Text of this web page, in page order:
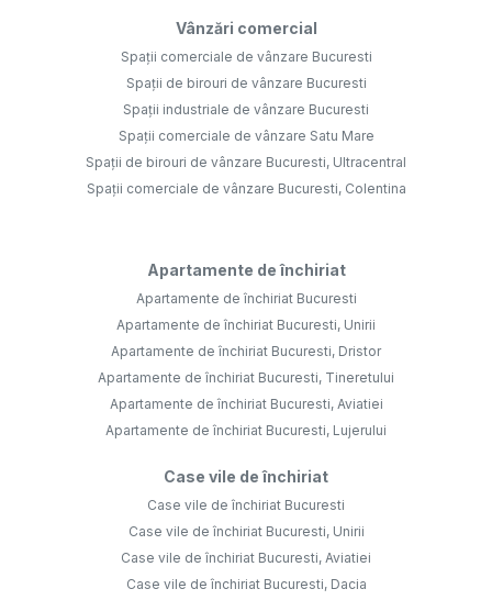
Vânzări comercial
Spații comerciale de vânzare Bucuresti
Spații de birouri de vânzare Bucuresti
Spații industriale de vânzare Bucuresti
Spații comerciale de vânzare Satu Mare
Spații de birouri de vânzare Bucuresti, Ultracentral
Spații comerciale de vânzare Bucuresti, Colentina
Apartamente de închiriat
Apartamente de închiriat Bucuresti
Apartamente de închiriat Bucuresti, Unirii
Apartamente de închiriat Bucuresti, Dristor
Apartamente de închiriat Bucuresti, Tineretului
Apartamente de închiriat Bucuresti, Aviatiei
Apartamente de închiriat Bucuresti, Lujerului
Case vile de închiriat
Case vile de închiriat Bucuresti
Case vile de închiriat Bucuresti, Unirii
Case vile de închiriat Bucuresti, Aviatiei
Case vile de închiriat Bucuresti, Dacia